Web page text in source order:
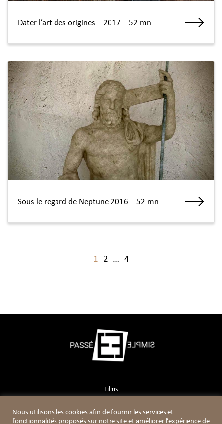
Dater l’art des origines – 2017 – 52 mn
Sous le regard de Neptune 2016 – 52 mn
1 2 … 4
Films
Boutique
Nous utilisons les cookies afin de fournir les services et
fonctionnalités proposés sur notre site et améliorer l’expérience de